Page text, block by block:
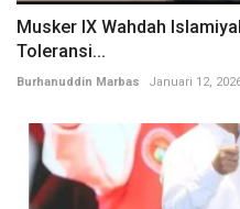
Musker IX Wahdah
Toleransi...
Burhanuddin Marbas Januari 12,